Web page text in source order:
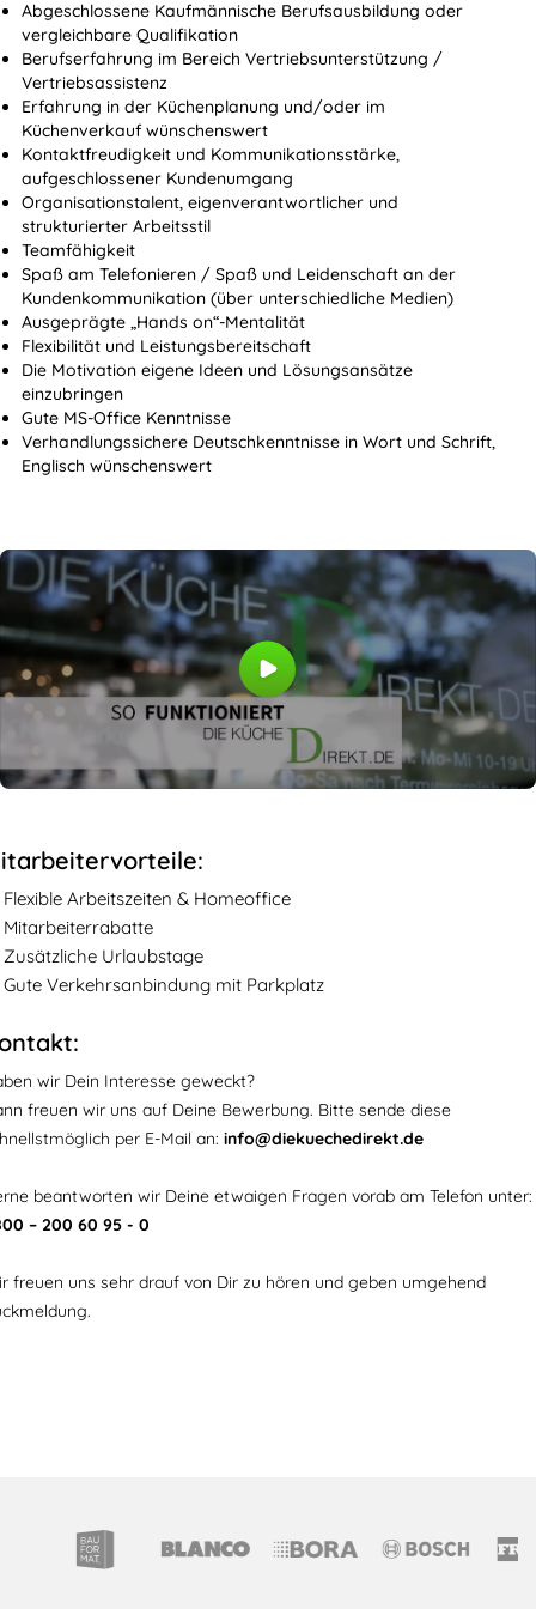
Abgeschlossene Kaufmännische Berufsausbildung oder
vergleichbare Qualifikation
Berufserfahrung im Bereich Vertriebsunterstützung /
Vertriebsassistenz
Erfahrung in der Küchenplanung und/oder im
Küchenverkauf wünschenswert
Kontaktfreudigkeit und Kommunikationsstärke,
aufgeschlossener Kundenumgang
Organisationstalent, eigenverantwortlicher und
strukturierter Arbeitsstil
Teamfähigkeit
Spaß am Telefonieren / Spaß und Leidenschaft an der
Kundenkommunikation (über unterschiedliche Medien)
Ausgeprägte „Hands on“-Mentalität
Flexibilität und Leistungsbereitschaft
Die Motivation eigene Ideen und Lösungsansätze
einzubringen
Gute MS-Office Kenntnisse
Verhandlungssichere Deutschkenntnisse in Wort und Schrift,
Englisch wünschenswert
Flexible Arbeitszeiten & Homeoffice
Mitarbeiterrabatte
Zusätzliche Urlaubstage
Gute Verkehrsanbindung mit Parkplatz
wir Dein Interesse geweckt?
freuen wir uns auf Deine Bewerbung. Bitte sende diese
per E-Mail an: info@diekuechedirekt.de
beantworten wir Deine etwaigen Fragen vorab am Telefon unter:
– 200 60 95 - 0
freuen uns sehr drauf von Dir zu hören und geben umgehend